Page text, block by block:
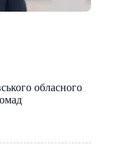
обласного